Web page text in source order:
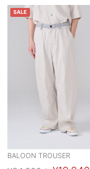
SALE
BALOON TROUSER